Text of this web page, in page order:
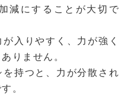
減にすることが大切で
入りやすく、力が強く
りません。
持つと、力が分散され
。